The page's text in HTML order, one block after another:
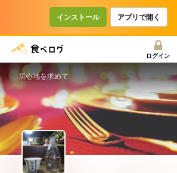
インストール アプリで開く
ログイン
居心地を求めて